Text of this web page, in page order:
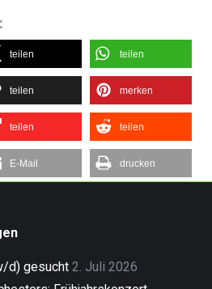
teilen teilen
teilen merken
teilen teilen
E-Mail drucken
d) gesucht 2. Juli 2026